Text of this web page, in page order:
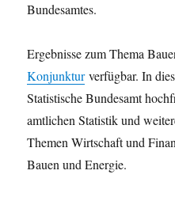
Bundesamtes.
Ergebnisse zum Thema
Konjunkturverfügbar. In
Statistische Bundesamt
amtlichen Statistik und
Themen Wirtschaft und
Bauen und Energie.